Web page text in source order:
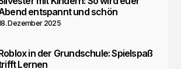
entspannt und schön
Dezember 2025
in der Grundschule: Spielspaß
Lernen